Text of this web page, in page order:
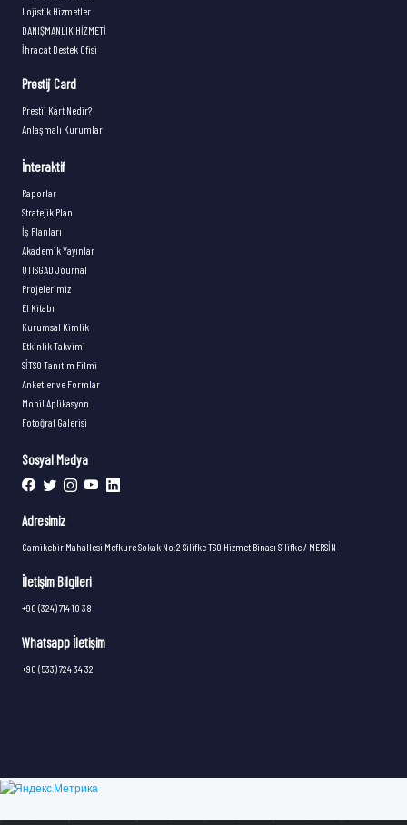
Lojistik Hizmetler
DANIŞMANLIK HİZMETİ
İhracat Destek Ofisi
Prestij Card
Prestij Kart Nedir?
Anlaşmalı Kurumlar
İnteraktif
Raporlar
Stratejik Plan
İş Planları
Akademik Yayınlar
UTISGAD Journal
Projelerimiz
El Kitabı
Kurumsal Kimlik
Etkinlik Takvimi
SİTSO Tanıtım Filmi
Anketler ve Formlar
Mobil Aplikasyon
Fotoğraf Galerisi
Sosyal Medya
Adresimiz
Camikebir Mahallesi Mefkure Sokak No:2 Silifke TSO Hizmet Binası Silifke / MERSİN
İletişim Bilgileri
+90 (324) 714 10 38
Whatsapp İletişim
+90 (533) 724 34 32